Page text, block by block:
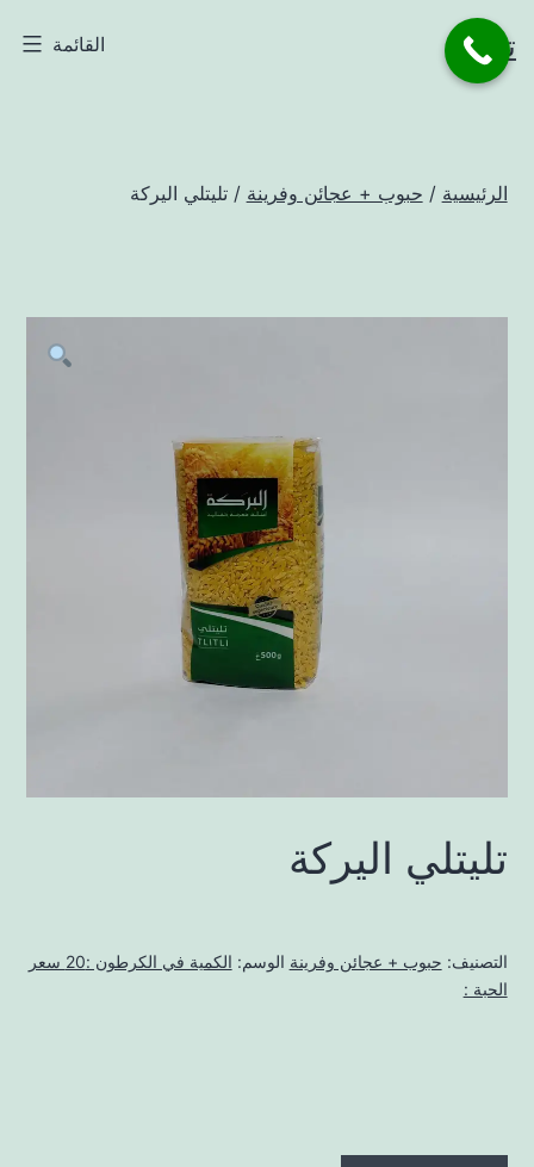
التخطي
إلىتاجر القائمة
الرئيسية / حبوب + عجائن وفرينة / تليتلي اليركة
تليتلي اليركة
التصنيف: حبوب + عجائن وفرينة الوسم:
الكمية في الكرطون :20 سعر
الحبة :